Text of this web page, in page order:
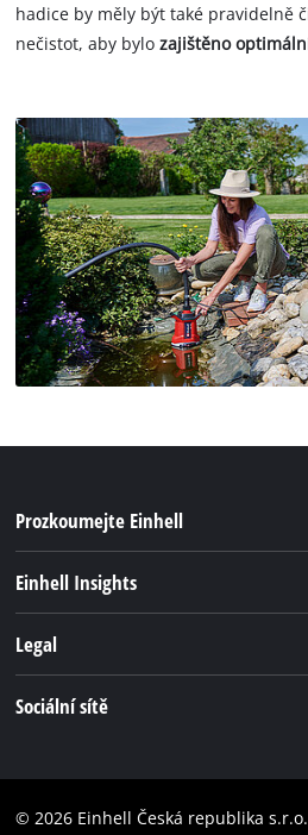
hadice by měly být také pravidelně
nečistot, aby bylozajištěno
Prozkoumejte Einhell
Systém akumulátorů
Bezúhlíková energie
Einhell Insights
Einhell celosvětově
Legal
Prohlášení o přístupnosti
Sociální sítě
Instagram
© 2026 Einhell Česká republika s.r.o.